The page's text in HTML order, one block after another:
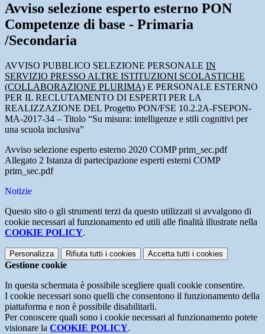
Avviso selezione esperto esterno PON
Competenze di base - Primaria
/Secondaria
AVVISO PUBBLICO SELEZIONE PERSONALE IN
SERVIZIO PRESSO ALTRE ISTITUZIONI SCOLASTICHE
(COLLABORAZIONE PLURIMA) E PERSONALE ESTERNO
PER IL RECLUTAMENTO DI ESPERTI PER LA
REALIZZAZIONE DEL Progetto PON/FSE 10.2.2A-FSEPON-
MA-2017-34 – Titolo “Su misura: intelligenze e stili cognitivi per
una scuola inclusiva”
Avviso selezione esperto esterno 2020 COMP prim_sec.pdf
Allegato 2 Istanza di partecipazione esperti esterni COMP
prim_sec.pdf
Notizie
Questo sito o gli strumenti terzi da questo utilizzati si avvalgono di
cookie necessari al funzionamento ed utili alle finalità illustrate nella
COOKIE POLICY.
Personalizza Rifiuta tutti i cookies Accetta tutti i cookies
Gestione cookie
In questa schermata è possibile scegliere quali cookie consentire.
I cookie necessari sono quelli che consentono il funzionamento della
piattaforma e non è possibile disabilitarli.
Per conoscere quali sono i cookie necessari al funzionamento potete
visionare la COOKIE POLICY.